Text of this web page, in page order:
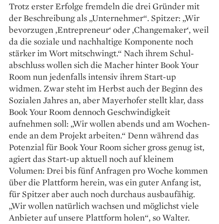
Trotz erster Erfolge fremdeln die drei Gründer mit
der ­Beschreibung als „Unternehmer“. Spitzer: „Wir
bevorzugen ‚Entrepreneur‘ oder ‚Changemaker‘, weil
da die soziale und nachhaltige Komponente noch
stärker im Wort mitschwingt.“ Nach ihrem Schul­
abschluss wollen sich die Macher hinter Book Your
Room nun jedenfalls intensiv ihrem Start-up
widmen. Zwar steht im Herbst auch der Beginn des
Sozialen Jahres an, aber Mayerhofer stellt klar, dass
Book Your Room dennoch Geschwindigkeit
aufnehmen soll: „Wir wollen abends und am Wochen­
ende an dem Projekt arbeiten.“ Denn während das
Potenzial für Book Your Room sicher gross genug ist,
agiert das Start-up aktuell noch auf kleinem
Volumen: Drei bis fünf Anfragen pro Woche kommen
über die Plattform herein, was ein ­guter Anfang ist,
für Spitzer aber auch noch durchaus ausbaufähig.
„Wir wollen natürlich wachsen und möglichst viele
Anbieter auf unsere Plattform holen“, so Walter.